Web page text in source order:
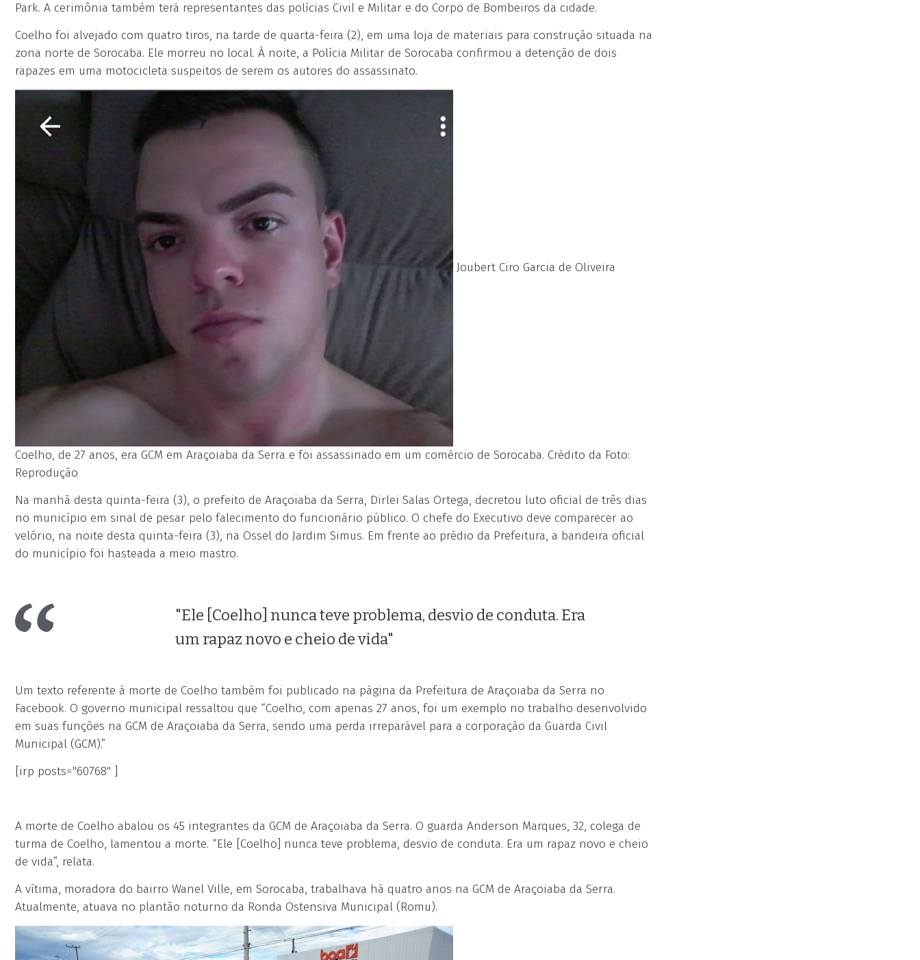
Park. A cerimônia também terá representantes das polícias Civil e Militar e do Corpo de Bombeiros da cidade.
Coelho foi alvejado com quatro tiros, na tarde de quarta-feira (2), em uma loja de materiais para construção situada na
zona norte de Sorocaba. Ele morreu no local. À noite, a Polícia Militar de Sorocaba confirmou a detenção de dois
rapazes em uma motocicleta suspeitos de serem os autores do assassinato.
Joubert Ciro Garcia de Oliveira
Coelho, de 27 anos, era GCM em Araçoiaba da Serra e foi assassinado em um comércio de Sorocaba. Crédito da Foto:
Reprodução
Na manhã desta quinta-feira (3), o prefeito de Araçoiaba da Serra, Dirlei Salas Ortega, decretou luto oficial de três dias
no município em sinal de pesar pelo falecimento do funcionário público. O chefe do Executivo deve comparecer ao
velório, na noite desta quinta-feira (3), na Ossel do Jardim Simus. Em frente ao prédio da Prefeitura, a bandeira oficial
do município foi hasteada a meio mastro.
"Ele [Coelho] nunca teve problema, desvio de conduta. Era
um rapaz novo e cheio de vida"
Um texto referente à morte de Coelho também foi publicado na página da Prefeitura de Araçoiaba da Serra no
Facebook. O governo municipal ressaltou que “Coelho, com apenas 27 anos, foi um exemplo no trabalho desenvolvido
em suas funções na GCM de Araçoiaba da Serra, sendo uma perda irreparável para a corporação da Guarda Civil
Municipal (GCM).”
[irp posts="60768" ]
A morte de Coelho abalou os 45 integrantes da GCM de Araçoiaba da Serra. O guarda Anderson Marques, 32, colega de
turma de Coelho, lamentou a morte. “Ele [Coelho] nunca teve problema, desvio de conduta. Era um rapaz novo e cheio
de vida”, relata.
A vítima, moradora do bairro Wanel Ville, em Sorocaba, trabalhava há quatro anos na GCM de Araçoiaba da Serra.
Atualmente, atuava no plantão noturno da Ronda Ostensiva Municipal (Romu).